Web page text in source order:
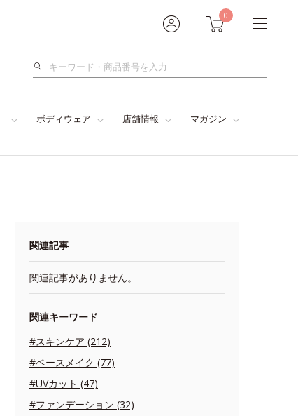
0
検
ボディウェア 店舗情報 マガジン
関連記事
関連記事がありません。
関連キーワード
#スキンケア (212)
#ベースメイク (77)
#UVカット (47)
#ファンデーション (32)